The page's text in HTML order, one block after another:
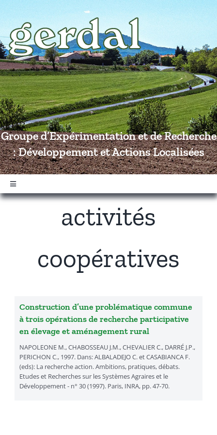
contenu
Groupe d’Expérimentation et de Recherche
: Développement et Actions Localisées
Navigation
à
Recherches & Activités
Séminaires & Journées d’étude
Travaux & Publications
activités
coopératives
Construction d’une problématique commune
à trois opérations de recherche participative
en élevage et aménagement rural
NAPOLEONE M., CHABOSSEAU J.M., CHEVALIER C., DARRÉ J.P.,
PERICHON C., 1997. Dans: ALBALADEJO C. et CASABIANCA F.
(eds): La recherche action. Ambitions, pratiques, débats.
Etudes et Recherches sur les Systèmes Agraires et le
Développement - n° 30 (1997). Paris, INRA, pp. 47-70.